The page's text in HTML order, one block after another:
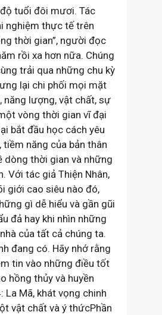
tuổi đôi mươi. Tác
nghiệm thực tế trên
thời gian”, người đọc
rồi xa hơn nữa. Chúng
trải qua những chu kỳ
lại chi phối mọi mặt
năng lượng, vật chất, sự
vòng thời gian vĩ đại
bắt đầu học cách yêu
năng của bản thân
dòng thời gian và những
Với tác giả Thiện Nhân,
giới cao siêu nào đó,
gì dễ hiểu và gần gũi
đả hay khi nhìn những
của tất cả chúng ta.
đang có. Hãy nhớ rằng
tin vào những điều tốt
hồng thủy và huyền
La Mã, khát vọng chinh
vật chất và ý thứcPhần